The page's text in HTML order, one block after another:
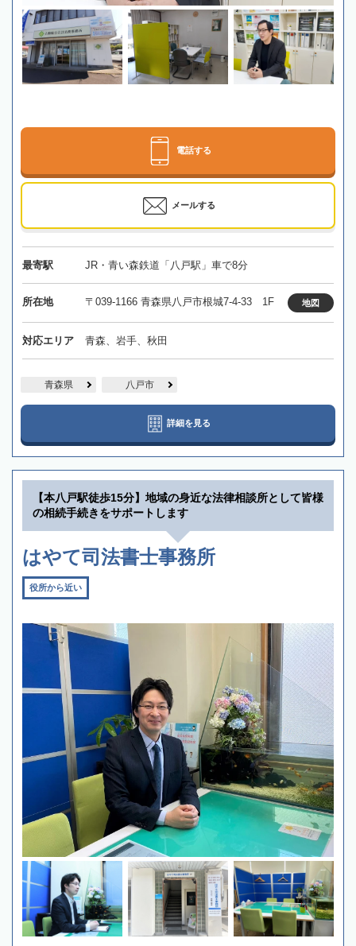
電話する
メールする
最寄駅 JR・青い森鉄道「八戸駅」車で8分
所在地 〒039-1166 青森県八戸市根城7-4-33 1F 地図
対応エリア 青森、岩手、秋田
青森県 八戸市
詳細を見る
【本八戸駅徒歩15分】地域の身近な法律相談所として皆様
の相続手続きをサポートします
はやて司法書士事務所
役所から近い